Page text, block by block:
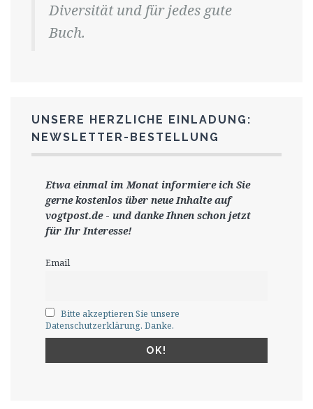
Diversität und für jedes gute
Buch.
UNSERE HERZLICHE EINLADUNG:
NEWSLETTER-BESTELLUNG
Etwa einmal im Monat informiere ich Sie
gernekostenlos über neue Inhalte auf
vogtpost.de- und danke Ihnen schon jetzt
für Ihr Interesse!
Email
Bitte akzeptieren Sie unsere
Datenschutzerklärung. Danke.